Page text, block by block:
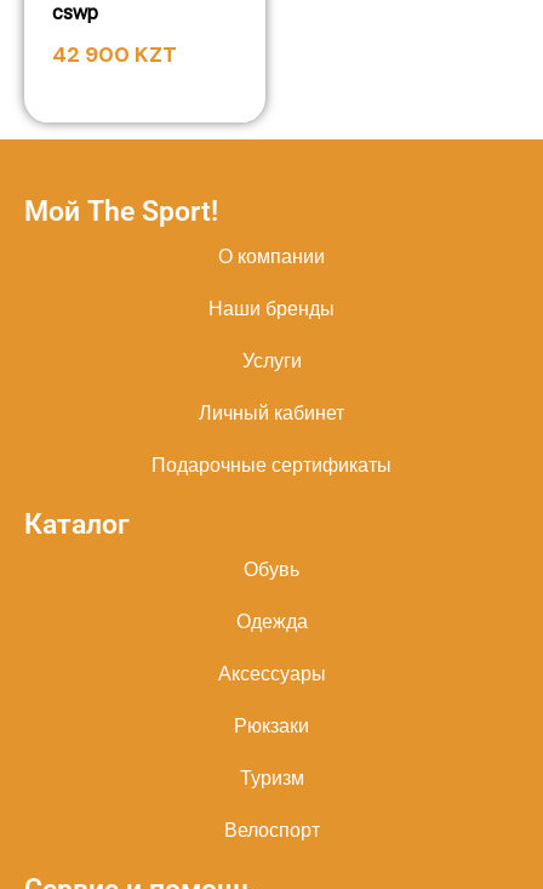
cswp
42 900 KZT
Мой The Sport!
О компании
Наши бренды
Услуги
Личный кабинет
Подарочные сертификаты
Каталог
Обувь
Одежда
Аксессуары
Рюкзаки
Туризм
Велоспорт